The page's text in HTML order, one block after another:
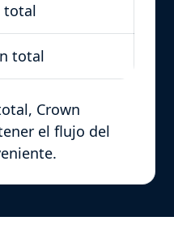
total
total
Crown
el flujo del